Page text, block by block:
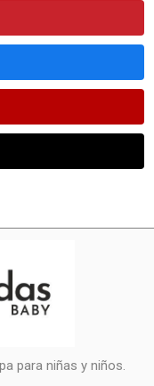
para niñas y niños.